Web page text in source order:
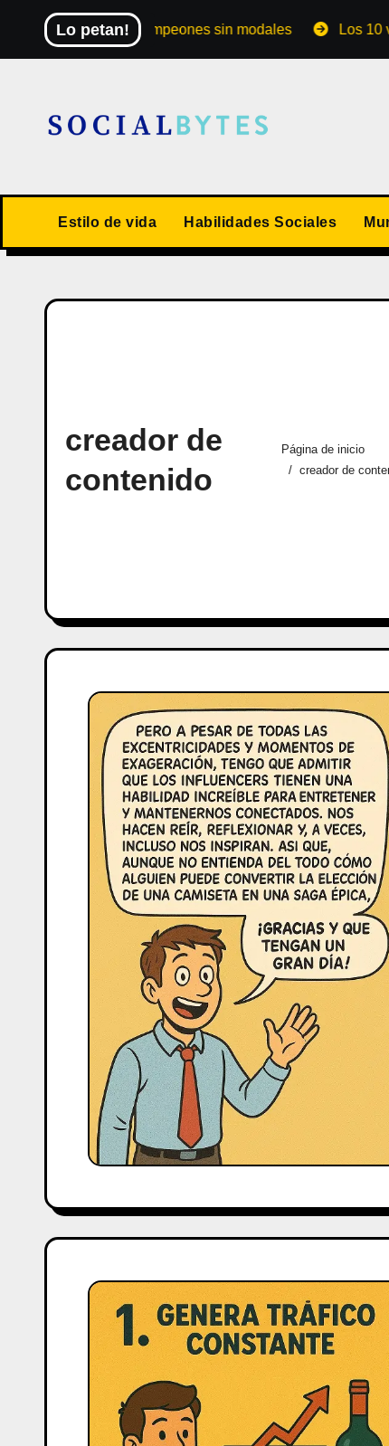
contenido
Lo petan!
de los campeones sin modales Los 10 valores
Estilo de vida Habilidades Sociales
creador de
contenido
Página de inicio
creador de